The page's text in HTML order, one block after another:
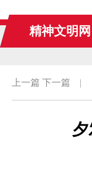
精神文明网
上一篇 下一篇 |